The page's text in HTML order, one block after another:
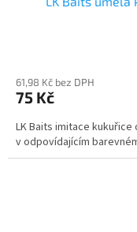
61,98 Kč bez DPH
75 Kč
LK Baits imitace
v odpovídajícím